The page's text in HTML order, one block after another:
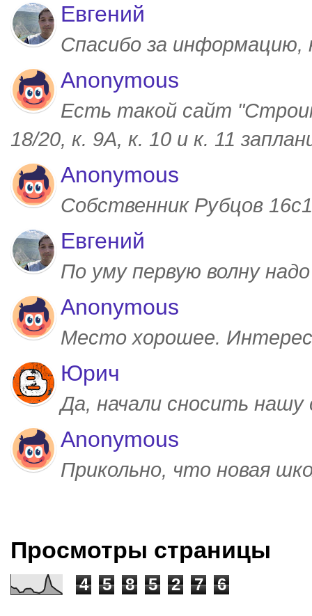
Евгений
Спасибо за
Anonymous
Есть такой сайт
18/20, к. 9А, к. 10 и к. 11
Anonymous
Собственник Рубцов
Евгений
По уму первую волну
Anonymous
Место хорошее.
Юрич
Да, начали сносить
Anonymous
Прикольно, что новая
Просмотры страницы
4 5 8 5 2 7 6